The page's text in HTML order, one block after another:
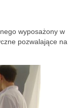
wyposażony w
pozwalające na